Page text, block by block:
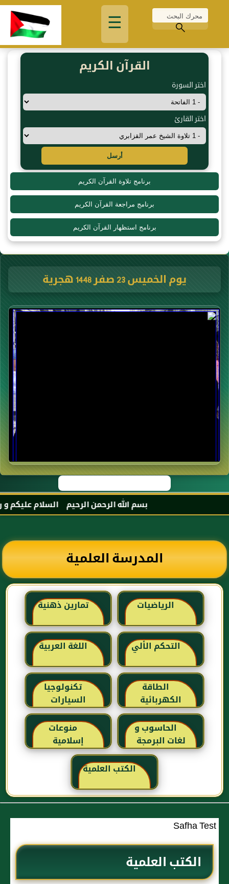
☰
القرآن الكريم
اختر السورة
اختر القارئ
أرسل
برنامج تلاوة القرآن الكريم
برنامج مراجعة القرآن الكريم
برنامج استظهار القرآن الكريم
يوم الخميس 23 صفر 1448 هجرية
بسم الله الرحمن الرحيم السلام عليكم و
المدرسة العلمية
الرياضيات تمارين ذهنية
التحكم الألي اللغة العربية
الطاقة
الكهربائية
تكنولوجيا
السيارات
الحاسوب و
لغات البرمجة
منوعات
إسلامية
الكتب العلمية
Safha Test
الكتب العلمية